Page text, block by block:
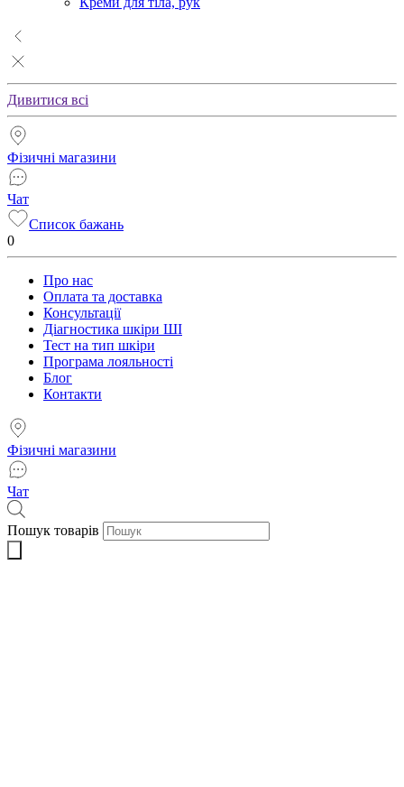
Дивитися всі
Фізичні магазини
Чат
Список бажань
0
Про нас
Оплата та доставка
Консультації
Діагностика шкіри ШІ
Тест на тип шкіри
Програма лояльності
Блог
Контакти
Фізичні магазини
Чат
Пошук товарів